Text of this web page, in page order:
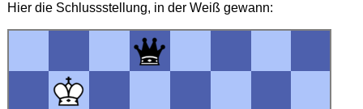
Hier die Schlussstellung, in der Weiß gewann: